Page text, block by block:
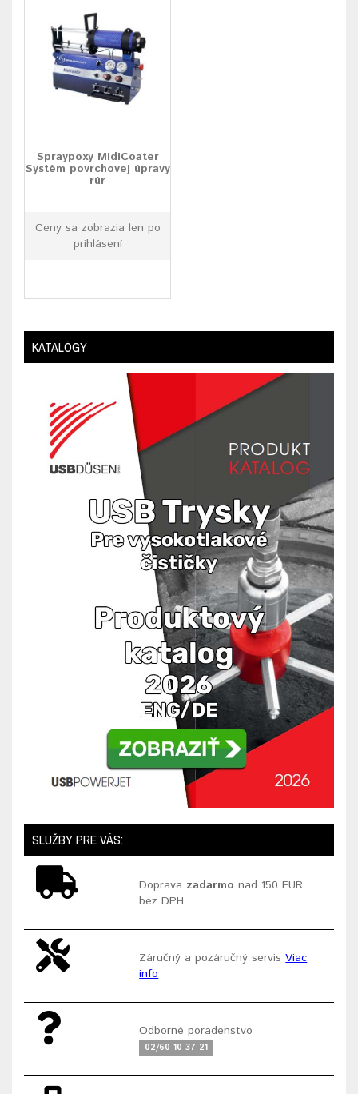
Spraypoxy MidiCoater
Systém povrchovej úpravy
rúr
Ceny sa zobrazia len po
prihlásení
KATALÓGY
SLUŽBY PRE VÁS:
Doprava zadarmo nad 150 EUR
bez DPH
Záručný a pozáručný servisViac
info
Odborné poradenstvo
02/60 10 37 21